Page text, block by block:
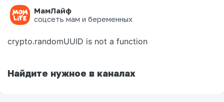
МамЛайф
соцсеть мам и беременных
Ошибка на странице
crypto.randomUUID is not a function
Найдите нужное в каналах